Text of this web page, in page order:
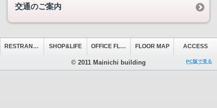
交通のご案内
RESTRANT&CAFE SHOP&LIFE OFFICE FLOOR FLOOR MAP ACCESS
© 2011 Mainichi building PC版で見る